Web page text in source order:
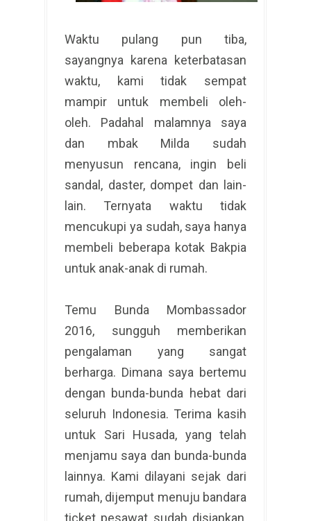
Waktu pulang pun tiba,
sayangnya karena keterbatasan
waktu, kami tidak sempat
mampir untuk membeli oleh-
oleh. Padahal malamnya saya
dan mbak Milda sudah
menyusun rencana, ingin beli
sandal, daster, dompet dan lain-
lain. Ternyata waktu tidak
mencukupi ya sudah, saya hanya
membeli beberapa kotak Bakpia
untuk anak-anak di rumah.
Temu Bunda Mombassador
2016, sungguh memberikan
pengalaman yang sangat
berharga. Dimana saya bertemu
dengan bunda-bunda hebat dari
seluruh Indonesia. Terima kasih
untuk Sari Husada, yang telah
menjamu saya dan bunda-bunda
lainnya. Kami dilayani sejak dari
rumah, dijemput menuju bandara
ticket pesawat sudah disiapkan,